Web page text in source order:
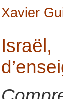
Xavier